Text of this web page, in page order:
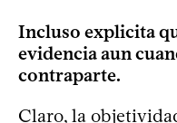
Incluso explicita
evidencia aun
contraparte.
Claro, la